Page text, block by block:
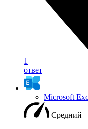
1
ответ
Microsoft
Средний